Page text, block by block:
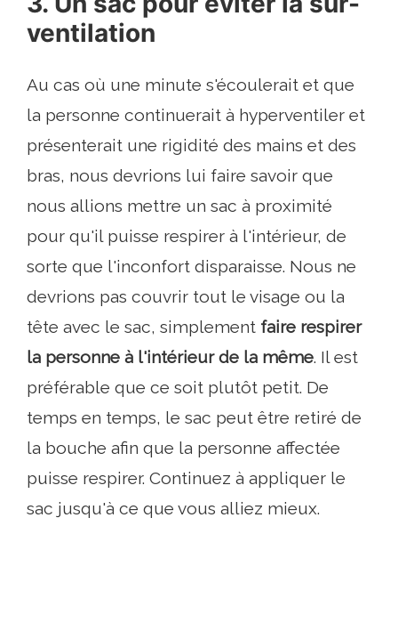
ventilation
Au cas où une minute s'écoulerait et que
la personne continuerait à hyperventiler et
présenterait une rigidité des mains et des
bras, nous devrions lui faire savoir que
nous allions mettre un sac à proximité
pour qu'il puisse respirer à l'intérieur, de
sorte que l'inconfort disparaisse. Nous ne
devrions pas couvrir tout le visage ou la
tête avec le sac, simplement faire respirer
la personne à l'intérieur de la même. Il est
préférable que ce soit plutôt petit. De
temps en temps, le sac peut être retiré de
la bouche afin que la personne affectée
puisse respirer. Continuez à appliquer le
sac jusqu'à ce que vous alliez mieux.